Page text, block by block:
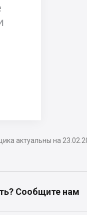
актуальны на
Сообщите нам